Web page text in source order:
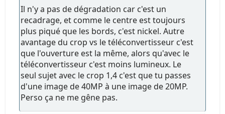
Il n'y a pas de dégradation car c'est un
recadrage, et comme le centre est toujours
plus piqué que les bords, c'est nickel. Autre
avantage du crop vs le téléconvertisseur c'est
que l'ouverture est la même, alors qu'avec le
téléconvertisseur c'est moins lumineux. Le
seul sujet avec le crop 1,4 c'est que tu passes
d'une image de 40MP à une image de 20MP.
Perso ça ne me gêne pas.